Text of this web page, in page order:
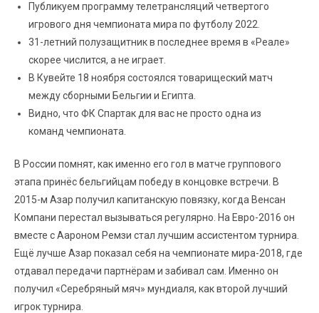
Публикуем программу телетрансляций четвертого
игрового дня чемпионата мира по футболу 2022.
31-летний полузащитник в последнее время в «Реале»
скорее числится, а не играет.
В Кувейте 18 ноября состоялся товарищеский матч
между сборными Бельгии и Египта.
Видно, что ФК Спартак для вас не просто одна из
команд чемпионата.
В России помнят, как именно его гол в матче группового
этапа принёс бельгийцам победу в концовке встречи. В
2015-м Азар получил капитанскую повязку, когда Венсан
Компани перестал вызываться регулярно. На Евро-2016 он
вместе с Аароном Ремзи стал лучшим ассистентом турнира.
Ещё лучше Азар показал себя на чемпионате мира-2018, где
отдавал передачи партнёрам и забивал сам. Именно он
получил «Серебряный мяч» мундиаля, как второй лучший
игрок турнира.